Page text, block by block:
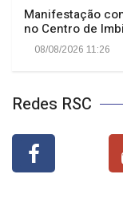
Manifestação
no Centro de
08/08/2026 11:26
Redes RSC